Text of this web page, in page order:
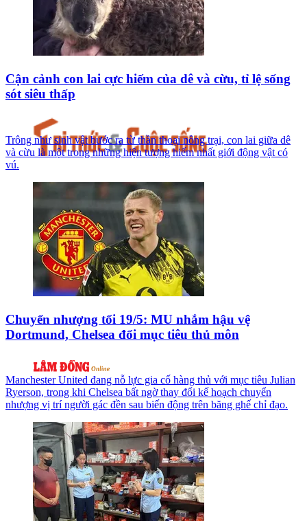
Cận cảnh con lai cực hiếm của dê và cừu, tỉ lệ sống
sót siêu thấp
Trông như sinh vật bước ra từ thần thoại nông trại, con lai giữa dê
và cừu là một trong những hiện tượng hiếm nhất giới động vật có
vú.
Chuyển nhượng tối 19/5: MU nhắm hậu vệ
Dortmund, Chelsea đổi mục tiêu thủ môn
Manchester United đang nỗ lực gia cố hàng thủ với mục tiêu Julian
Ryerson, trong khi Chelsea bất ngờ thay đổi kế hoạch chuyển
nhượng vị trí người gác đền sau biến động trên băng ghế chỉ đạo.